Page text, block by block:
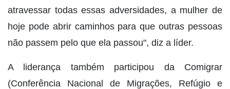
atravessar todas essas adversidades, a mulher de
hoje pode abrir caminhos para que outras pessoas
não passem pelo que ela passou", diz a líder.
A liderança também participou da Comigrar
(Conferência Nacional de Migrações, Refúgio e